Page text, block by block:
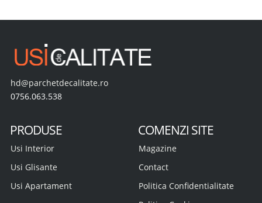
hd@parchetdecalitate.ro
0756.063.538
PRODUSE
Usi Interior
Usi Glisante
Usi Apartament
COMENZI SITE
Magazine
Contact
Politica Confidentialitate